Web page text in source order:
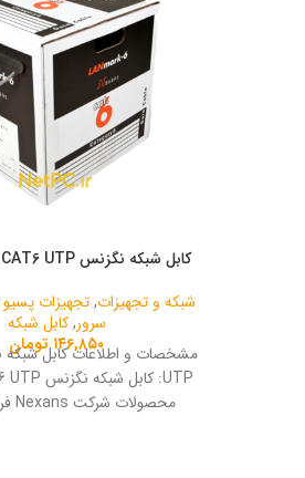
کابل شبکه نگزنس CAT6 UTP روکش PVC
شبکه و تجهیزات,تجهیزات
سرور,کابل شبکه
۱۴۶,۸۵۰ تومان
محصولات شرکت Nexans فرانسه بوده